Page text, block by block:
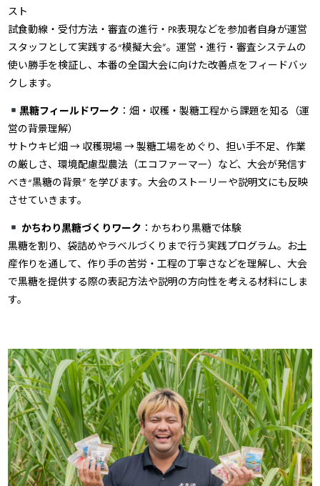
スト
試食動線・受付方法・審査の進行・PR表現などを参加者自身が運営
スタッフとして実践する“模擬大会”。運営・進行・審査システムの
使い勝手を検証し、本番の全国大会に向けた改善点をフィードバッ
クします。
黒糖フィールドワーク ：畑・収穫・製糖工程から課題を知る（運
営の背景理解）
サトウキビ畑 → 収穫現場 → 製糖工場をめぐり、担い手不足、作業
の厳しさ、環境配慮型農法（エコファーマー）など、大会が発信す
べき“黒糖の背景” を学びます。大会のストーリーや説明文にも反映
させていきます。
かちわり黒糖づくりワーク ：かちわり黒糖で体験
黒糖を割り、袋詰めやラベルづくりまで行う実践プログラム。お土
産作りを通して、作り手の苦労・工程の丁寧さなどを理解し、大会
で黒糖を提供する際の表記方法や説明の方向性を考える材料にしま
す。